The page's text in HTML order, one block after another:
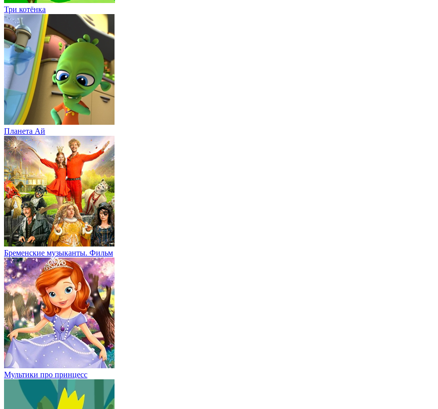
Три котёнка
Планета Aй
Бременские музыканты. Фильм
Мультики про принцесс